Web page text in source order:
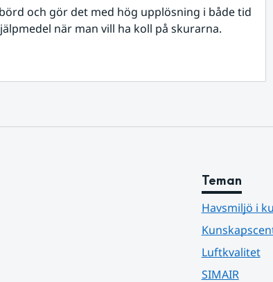
och gör det med hög upplösning i både tid
när man vill ha koll på skurarna.
Teman
Havsmiljö i
Luftkvalitet
SIMAIR